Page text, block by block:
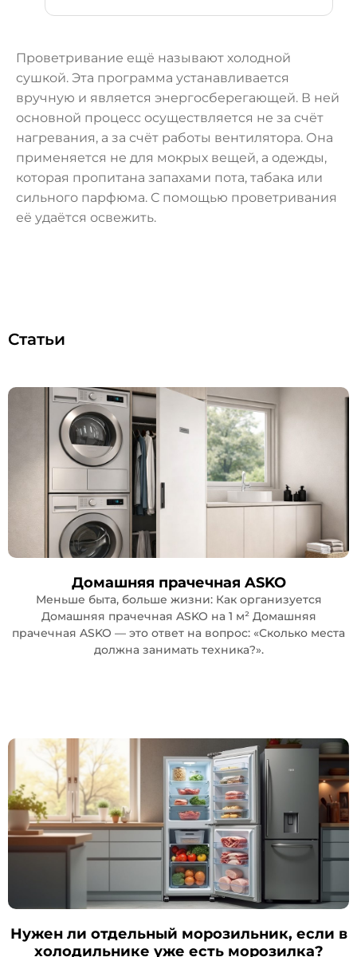
Проветривание ещё называют холодной
сушкой. Эта программа устанавливается
вручную и является энергосберегающей. В ней
основной процесс осуществляется не за счёт
нагревания, а за счёт работы вентилятора. Она
применяется не для мокрых вещей, а одежды,
которая пропитана запахами пота, табака или
сильного парфюма. С помощью проветривания
её удаётся освежить.
Статьи
Домашняя прачечная ASKO
Меньше быта, больше жизни: Как организуется
Домашняя прачечная ASKO на 1 м² Домашняя
прачечная ASKO — это ответ на вопрос: «Сколько места
должна занимать техника?».
Нужен ли отдельный морозильник, если в
холодильнике уже есть морозилка?